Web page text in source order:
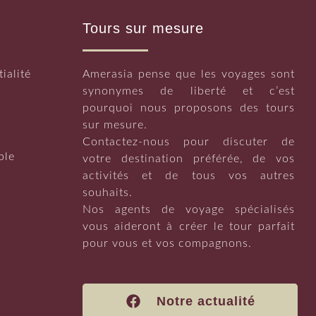
Tours sur mesure
Amerasia pense que les voyages sont
synonymes de liberté et c’est
pourquoi nous proposons des tours
sur mesure.
Contactez-nous pour discuter de
votre destination préférée, de vos
activités et de tous vos autres
souhaits.
Nos agents de voyage spécialisés
vous aideront à créer le tour parfait
pour vous et vos compagnons.
Notre actualité